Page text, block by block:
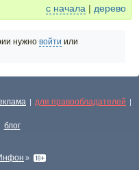
с начала | дерево
нужно войти или
| для правообладателей |
блог
»